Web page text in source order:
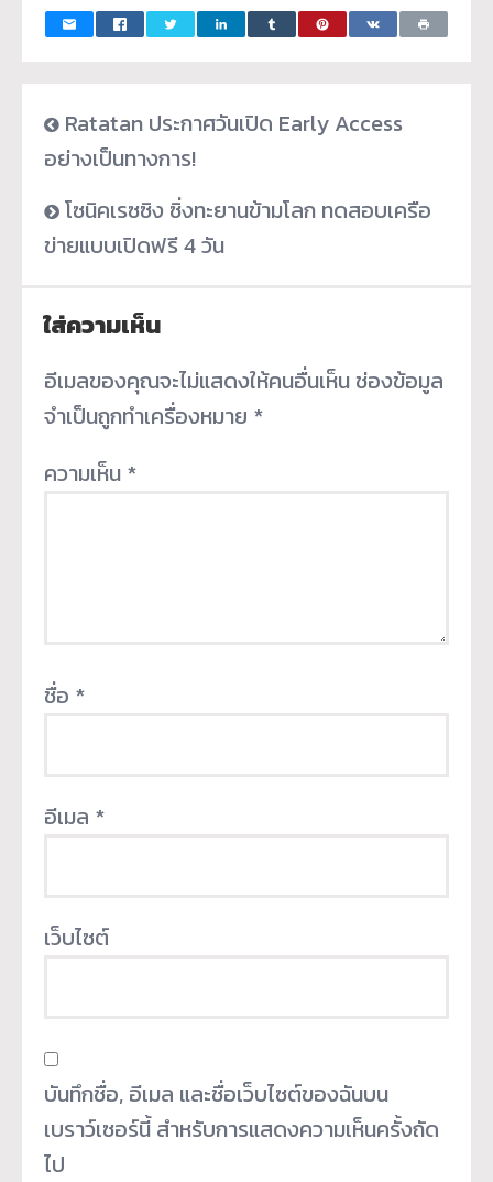
Ratatan ประกาศวันเปิด Early Access
อย่างเป็นทางการ!
โซนิคเรซซิง ซิ่งทะยานข้ามโลก ทดสอบเครือ
ข่ายแบบเปิดฟรี 4 วัน
ใส่ความเห็น
อีเมลของคุณจะไม่แสดงให้คนอื่นเห็น ช่องข้อมูล
จำเป็นถูกทำเครื่องหมาย *
ความเห็น *
ชื่อ *
อีเมล *
เว็บไซต์
บันทึกชื่อ, อีเมล และชื่อเว็บไซต์ของฉันบน
เบราว์เซอร์นี้ สำหรับการแสดงความเห็นครั้งถัด
ไป